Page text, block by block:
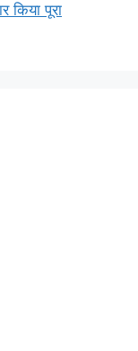
किया पूरा